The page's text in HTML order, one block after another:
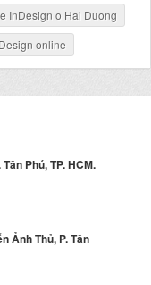
InDesign o Hai Duong
online
Phú, TP. HCM.
Ảnh Thủ, P. Tân